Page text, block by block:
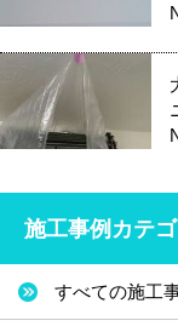
施工事例カテ
すべての施工